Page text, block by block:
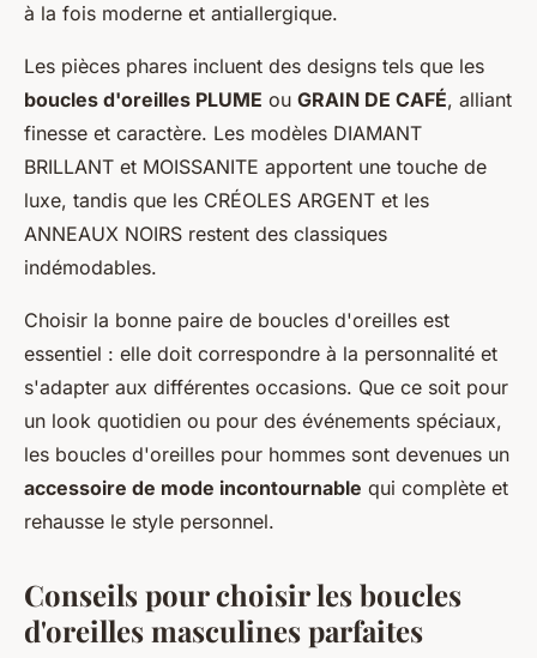
à la fois moderne et antiallergique.
Les pièces phares incluent des designs tels que les
boucles d'oreilles PLUME ou GRAIN DE CAFÉ, alliant
finesse et caractère. Les modèles DIAMANT
BRILLANT et MOISSANITE apportent une touche de
luxe, tandis que les CRÉOLES ARGENT et les
ANNEAUX NOIRS restent des classiques
indémodables.
Choisir la bonne paire de boucles d'oreilles est
essentiel : elle doit correspondre à la personnalité et
s'adapter aux différentes occasions. Que ce soit pour
un look quotidien ou pour des événements spéciaux,
les boucles d'oreilles pour hommes sont devenues un
accessoire de mode incontournable qui complète et
rehausse le style personnel.
Conseils pour choisir les boucles
d'oreilles masculines parfaites